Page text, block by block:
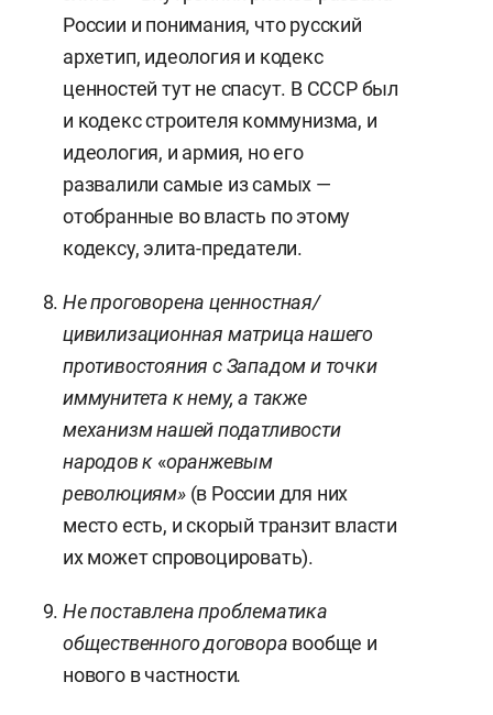
России и понимания, что русский
архетип, идеология и кодекс
ценностей тут не спасут. В СССР был
и кодекс строителя коммунизма, и
идеология, и армия, но его
развалили самые из самых —
отобранные во власть по этому
кодексу, элита-предатели.
Не проговорена ценностная/
цивилизационная матрица нашего
противостояния с Западом и точки
иммунитета к нему, а также
механизм нашей податливости
народов к «оранжевым
революциям» (в России для них
место есть, и скорый транзит власти
их может спровоцировать).
Не поставлена проблематика
общественного договора вообще и
нового в частности.